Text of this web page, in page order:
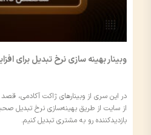
وبینار بهینه سازی نرخ تبدیل برای
در این سری از وبینارهای ژاکت آکادمی، قصد
از سایت از طریق بهینه‌سازی نرخ تبدیل
بازدیدکننده رو به مشتری تبدیل کنیم.